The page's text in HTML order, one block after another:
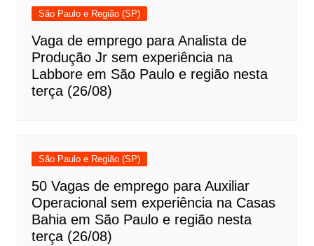
São Paulo e Região (SP)
Vaga de emprego para Analista de
Produção Jr sem experiência na
Labbore em São Paulo e região nesta
terça (26/08)
São Paulo e Região (SP)
50 Vagas de emprego para Auxiliar
Operacional sem experiência na Casas
Bahia em São Paulo e região nesta
terça (26/08)